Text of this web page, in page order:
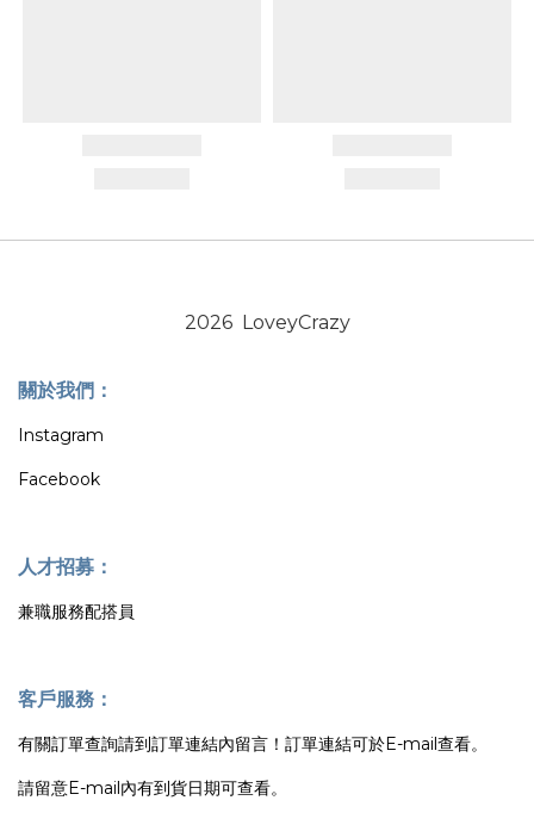
2026 LoveyCrazy
關於我們：
Instagram
Facebook
人才招募：
兼職服務配搭員
客戶服務：
有關訂單查詢請到訂單連結內留言！訂單連結可於E-mail查看。
請留意E-mail內有到貨日期可查看。